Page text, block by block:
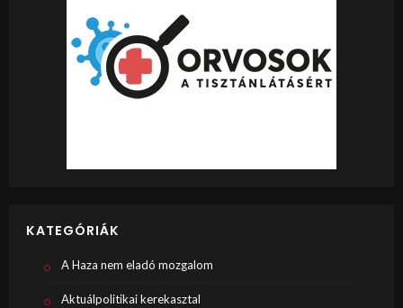
KATEGÓRIÁK
A Haza nem eladó mozgalom
Aktuálpolitikai kerekasztal